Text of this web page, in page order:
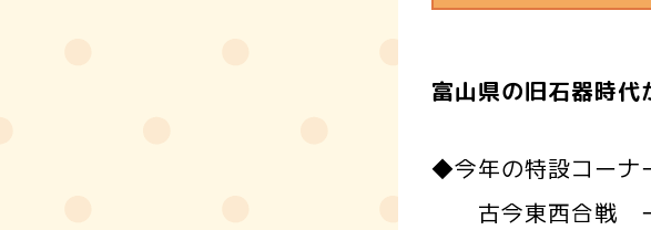
富山県の旧石器時
◆今年の特設コー
古今東西合戦 ー